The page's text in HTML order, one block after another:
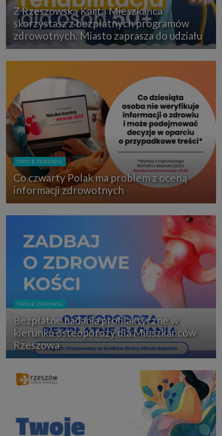
Z Rzeszowską Kartą Mieszkańca
skorzystasz z bezpłatnych programów
zdrowotnych. Miasto zaprasza do udziału
TWOJE ZDROWIE
Co czwarty Polak ma problem z oceną
informacji zdrowotnych
TWOJE ZDROWIE
Bezpłatne badania profilaktyczne w
kierunku osteoporozy dla Mieszkańców
Rzeszowa